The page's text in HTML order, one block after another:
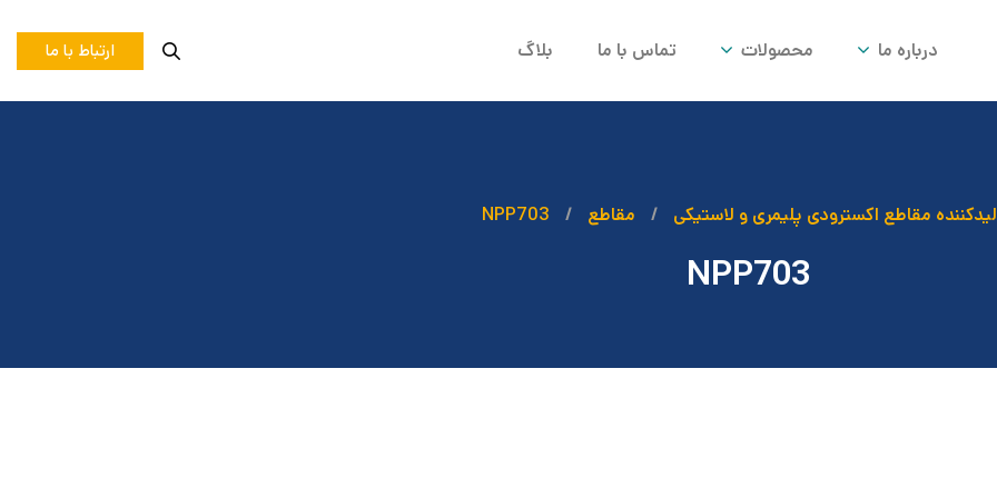
درباره ما محصولات تماس با ما بلاگ ارتباط با ما
مقاطع اکسترودی پلیمری و لاستیکی مقاطع NPP703
NPP703